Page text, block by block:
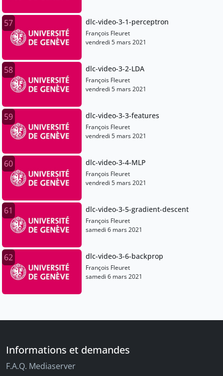
57 dlc-video-3-1-perceptron
François Fleuret
vendredi 5 mars 2021
58 dlc-video-3-2-LDA
François Fleuret
vendredi 5 mars 2021
59 dlc-video-3-3-features
François Fleuret
vendredi 5 mars 2021
60 dlc-video-3-4-MLP
François Fleuret
vendredi 5 mars 2021
61 dlc-video-3-5-gradient-descent
François Fleuret
samedi 6 mars 2021
62 dlc-video-3-6-backprop
François Fleuret
samedi 6 mars 2021
Informations et demandes
F.A.Q. Mediaserver